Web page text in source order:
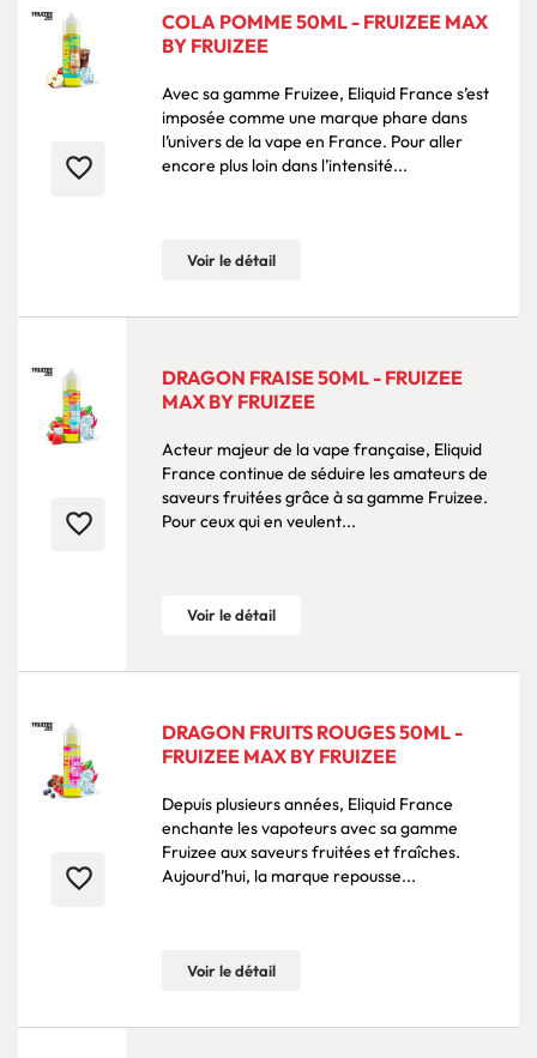
favorite_border
COLA POMME 50ML - FRUIZEE MAX
BY FRUIZEE
Avec sa gamme Fruizee, Eliquid France s’est
imposée comme une marque phare dans
l’univers de la vape en France. Pour aller
encore plus loin dans l’intensité...
Voir le détail
favorite_border
DRAGON FRAISE 50ML - FRUIZEE
MAX BY FRUIZEE
Acteur majeur de la vape française, Eliquid
France continue de séduire les amateurs de
saveurs fruitées grâce à sa gamme Fruizee.
Pour ceux qui en veulent...
Voir le détail
favorite_border
DRAGON FRUITS ROUGES 50ML -
FRUIZEE MAX BY FRUIZEE
Depuis plusieurs années, Eliquid France
enchante les vapoteurs avec sa gamme
Fruizee aux saveurs fruitées et fraîches.
Aujourd’hui, la marque repousse...
Voir le détail